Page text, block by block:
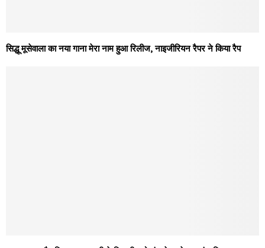
सिद्धू मूसेवाला का नया गाना मेरा नाम हुआ रिलीज, नाइजीरियन रैपर ने किया रैप